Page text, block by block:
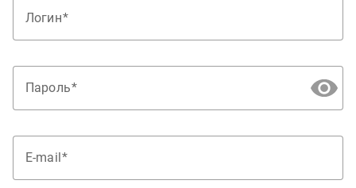
Логин
Пароль
E-mail